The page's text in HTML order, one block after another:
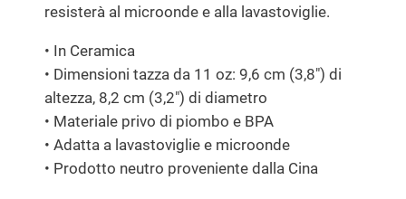
resisterà al microonde e alla lavastoviglie.
• In Ceramica
• Dimensioni tazza da 11 oz: 9,6 cm (3,8″) di
altezza, 8,2 cm (3,2″) di diametro
• Materiale privo di piombo e BPA
• Adatta a lavastoviglie e microonde
• Prodotto neutro proveniente dalla Cina